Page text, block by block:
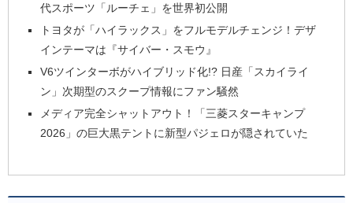
代スポーツ「ルーチェ」を世界初公開
トヨタが「ハイラックス」をフルモデルチェンジ！デザ
インテーマは『サイバー・スモウ』
V6ツインターボがハイブリッド化!? 日産「スカイライ
ン」次期型のスクープ情報にファン騒然
メディア完全シャットアウト！「三菱スターキャンプ
2026」の巨大黒テントに新型パジェロが隠されていた